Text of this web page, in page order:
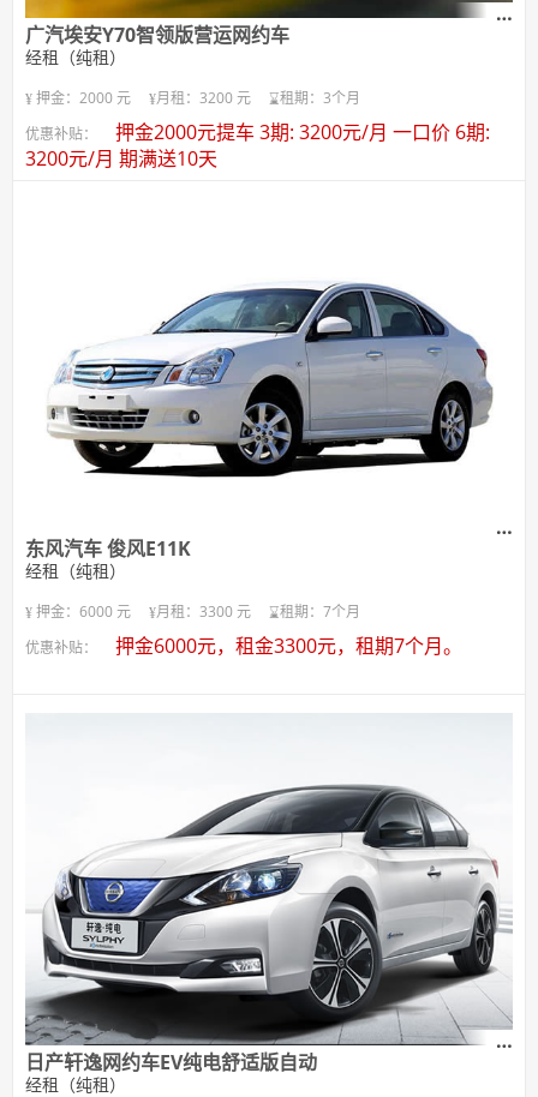
广汽埃安Y70智领版营运网约车
经租（纯租）
押金：2000 元 月租：3200 元
租期：3个月
优惠补贴：
押金2000元提车 3期: 3200元/月 一口价 6期:
3200元/月 期满送10天
东风汽车 俊风E11K
经租（纯租）
押金：6000 元 月租：3300 元
租期：7个月
优惠补贴：
押金6000元，租金3300元，租期7个月。
日产轩逸网约车EV纯电舒适版自动
经租（纯租）